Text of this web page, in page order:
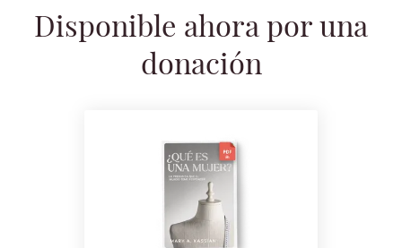
Disponible ahora por una
donación